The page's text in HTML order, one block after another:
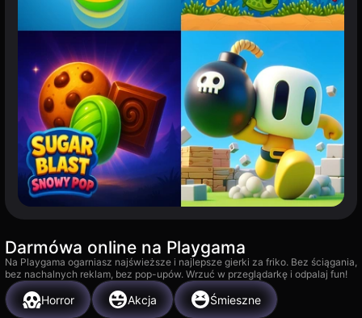
Darmówa online na Playgama
Na Playgama ogarniasz najświeższe i najlepsze gierki za friko. Bez ściągania,
bez nachalnych reklam, bez pop-upów. Wrzuć w przeglądarkę i odpalaj fun!
Horror Akcja Śmieszne